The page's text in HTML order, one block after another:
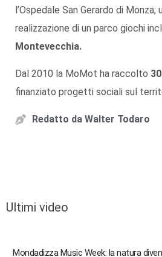
l’Ospedale San Gerardo di
realizzazione di un parco giochi
Montevecchia.
Dal 2010 la MoMot ha raccolto
finanziato progetti sociali sul
Redatto da Walter Todaro
Ultimi video
Mondadizza Music Week: la natura